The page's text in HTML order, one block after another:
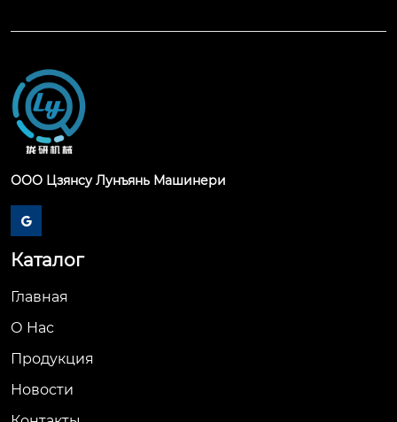
ООО Цзянсу Лунъянь Машинери

Каталог
Главная
О Hас
Продукция
Новости